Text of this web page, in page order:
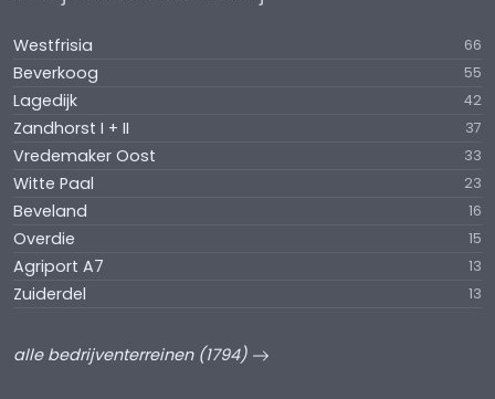
Westfrisia 66
Beverkoog 55
Lagedijk 42
Zandhorst I + II 37
Vredemaker Oost 33
Witte Paal 23
Beveland 16
Overdie 15
Agriport A7 13
Zuiderdel 13
alle bedrijventerreinen (1794)